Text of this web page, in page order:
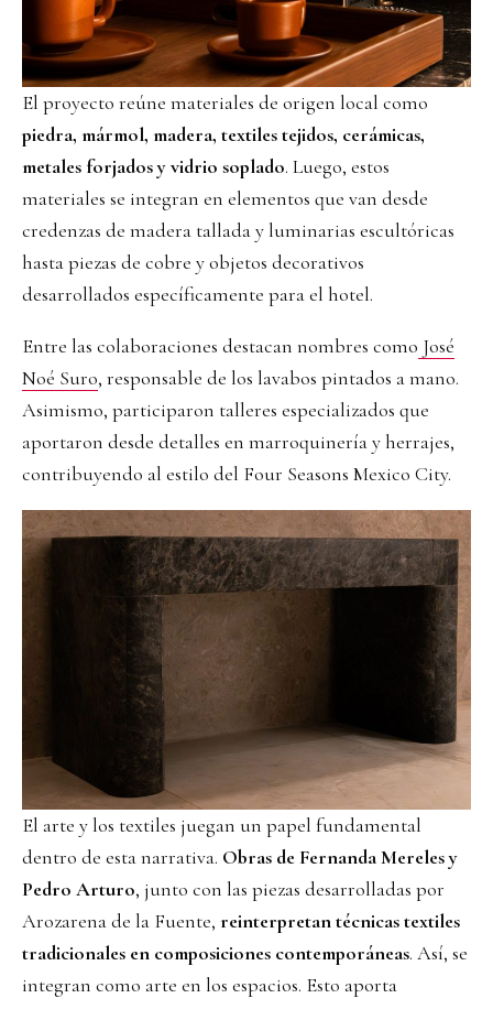
El proyecto reúne materiales de origen local como
piedra, mármol, madera, textiles tejidos, cerámicas,
metales forjados y vidrio soplado. Luego, estos
materiales se integran en elementos que van desde
credenzas de madera tallada y luminarias escultóricas
hasta piezas de cobre y objetos decorativos
desarrollados específicamente para el hotel.
Entre las colaboraciones destacan nombres como José
Noé Suro, responsable de los lavabos pintados a mano.
Asimismo, participaron talleres especializados que
aportaron desde detalles en marroquinería y herrajes,
contribuyendo al estilo del Four Seasons Mexico City.
El arte y los textiles juegan un papel fundamental
dentro de esta narrativa. Obras de Fernanda Mereles y
Pedro Arturo, junto con las piezas desarrolladas por
Arozarena de la Fuente, reinterpretan técnicas textiles
tradicionales en composiciones contemporáneas. Así, se
integran como arte en los espacios. Esto aporta